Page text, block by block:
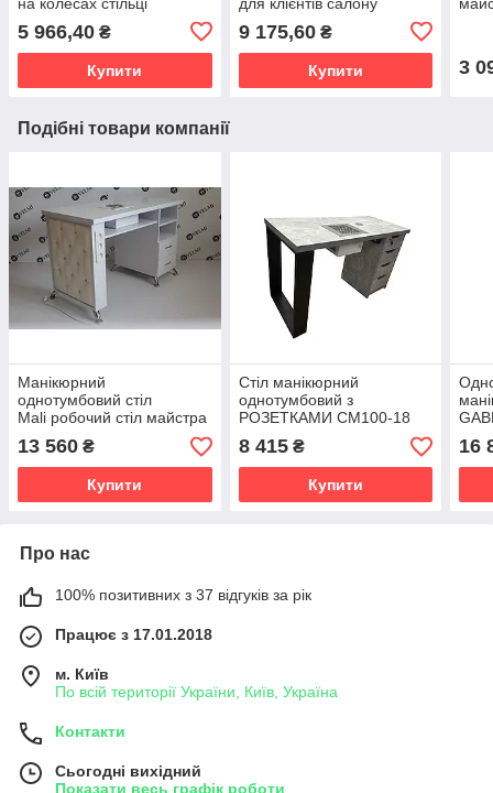
перукарські бежеві Мурат
К
5 966,40 ₴
Купити
крісло майстра VM20
9 175,60₴
Купити 3
Подібні товари компанії
Манікюрний
однотумбовий стіл
Mali робочий стіл майстра
манікюру з скриньками та
полицями для
інструментів VM139
13 560 ₴
Купити
Стіл манікюрний
однотумбовий з
РОЗЕТКАМИ СМ100-18
стіл для нарощування
нігтів та корекції
8 415₴
Купити
16
Про нас
100% позитивних з 37 відгуків за рік
Працює з 17.01.2018
м. Київ
По всій території України, Київ, Україна
Контакти
Сьогодні вихідний
Показати весь графік роботи